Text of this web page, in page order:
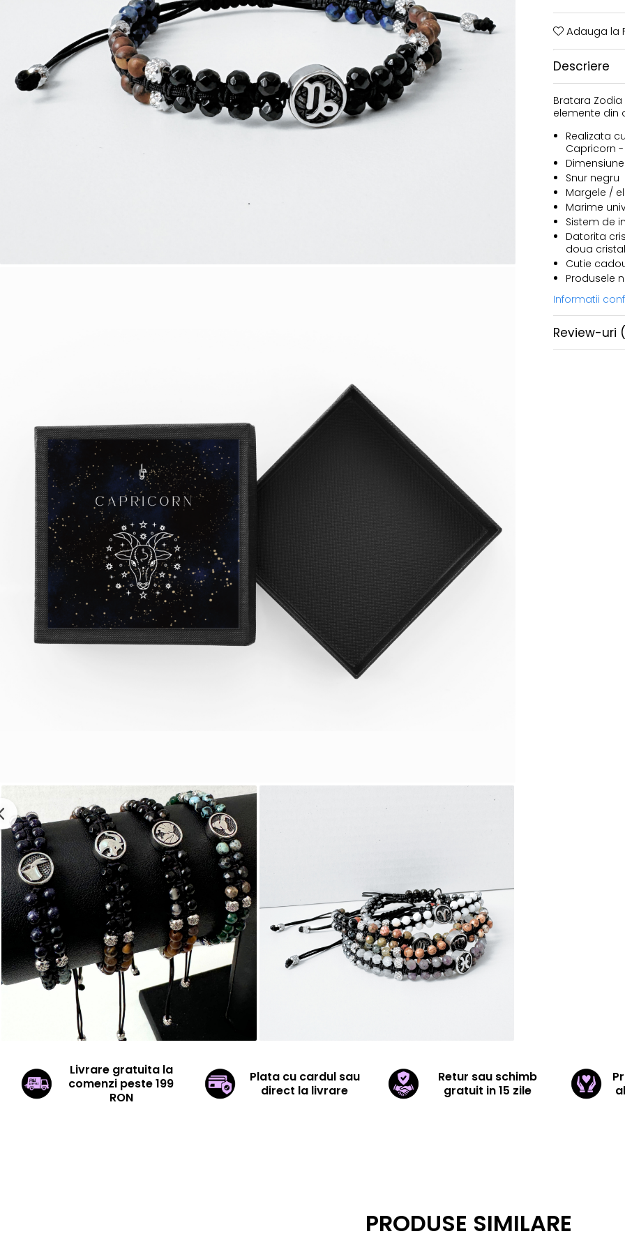
Adauga la
Descriere
Bratara
elemente din
Realizata
Capricorn -
Snur negru
Margele /
Marime
Sistem de
Datorita
doua
Cutie
Produsele
Informatii
Review-uri
Livrare gratuita la
comenzi peste 199
RON
Plata cu cardul sau
direct la livrare
Retur sau schimb
gratuit in 15 zile
PRODUSE SIMILARE